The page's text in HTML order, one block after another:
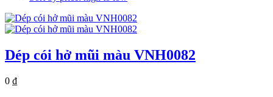
Dép cói hở mũi màu VNH0082
0 ₫